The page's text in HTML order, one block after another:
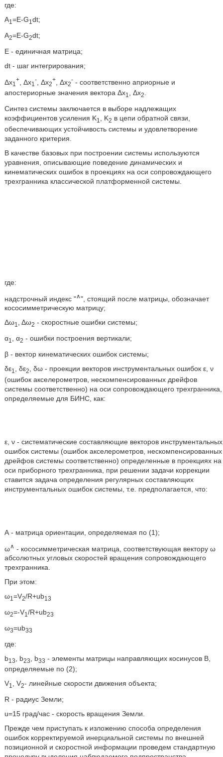
где:
A1 =E-G1 dt;
A2=E-G2dt;
Е - единичная матрица;
dt - шаг интегрирования;
Δх1
+, Δх1
-, Δх2
+, Δх2
-- соответственно априорные и
апостериорные значения вектора Δх1 , Δх2
Синтез системы заключается в выборе надлежащих
коэффициентов усиления K1 , K2 в цепи обратной связи,
обеспечивающих устойчивость системы и удовлетворение
заданного критерия.
В качестве базовых при построении системы используются
уравнения, описывающие поведение динамических и
кинематических ошибок в проекциях на оси сопровождающего
трехгранника классической платформенной системы.
где:
надстрочный индекс "∧", стоящий после матрицы, обозначает
кососимметрическую матрицу;
Δω1 , Δω2 - скоростные ошибки системы;
α1 , α2 - ошибки построения вертикали;
β - вектор кинематических ошибок системы;
δε1 , δε2
, δω - проекции векторов инструментальных ошибок ε, ν
(ошибок акселерометров, нескомпенсированных дрейфов
системы соответственно) на оси сопровождающего трехгранника,
определяемые для БИНС, как:
ε, ν - систематические составляющие векторов инструментальных
ошибок системы (ошибок акселерометров, нескомпенсированных
дрейфов системы соответственно) определенные в проекциях на
оси приборного трехгранника, при решении задачи коррекции
ставится задача определения регулярных составляющих
инструментальных ошибок системы, т.е. предполагается, что:
А - матрица ориентации, определяемая по (1);
ω∧ - кососимметрическая матрица, соответствующая вектору ω
абсолютных угловых скоростей вращения сопровождающего
трехгранника.
При этом:
ω1 =V2/R+ub13
ω2=-V1 /R+ub23
ω3=ub33
где:
b13 , b23 , b33 - элементы матрицы направляющих косинусов В,
определяемые по (2);
V1 , V2- линейные скорости движения объекта;
R - радиус Земли;
u=15 град/час - скорость вращения Земли.
Прежде чем приступать к изложению способа определения
ошибок корректируемой инерциальной системы по внешней
позиционной и скоростной информации проведем стандартную